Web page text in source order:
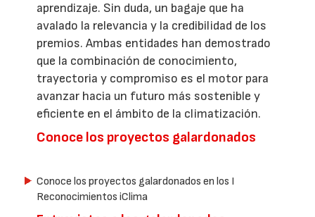
aprendizaje. Sin duda, un bagaje que ha
avalado la relevancia y la credibilidad de los
premios. Ambas entidades han demostrado
que la combinación de conocimiento,
trayectoria y compromiso es el motor para
avanzar hacia un futuro más sostenible y
eficiente en el ámbito de la climatización.
Conoce los proyectos galardonados
Conoce los proyectos galardonados en los I
Reconocimientos iClima